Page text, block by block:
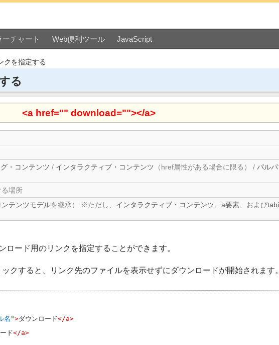
ーチャート Web便利ツール JavaScript
クを指定する
る
<a href="" download=""></a>
・コンテンツ / インタラクティブ・コンテンツ （href属性がある場合に限る） / パル
る場所
ンテンツモデルを継承） ただし、 インタラクティブ・コンテンツ a要素 、および
ロード用のリンクを指定することができます。
クすると、リンク先のファイルを表示せずにダウンロードが開始されます。
名 ">ダウンロード</a>
ド</a>